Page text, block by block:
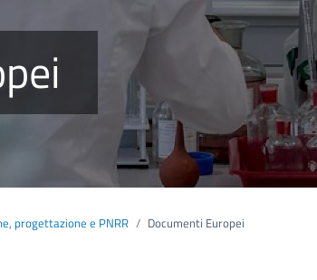
progettazione e PNRR Documenti Europei